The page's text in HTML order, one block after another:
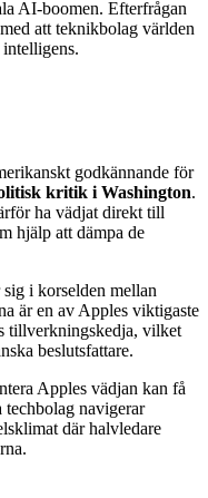
AI-boomen. Efterfrågan
att teknikbolag världen
godkännande för
kritik i Washington.
ha vädjat direkt till
hjälp att dämpa de
i korselden mellan
är en av Apples viktigaste
tillverkningskedja, vilket
beslutsfattare.
Apples vädjan kan få
techbolag navigerar
där halvledare